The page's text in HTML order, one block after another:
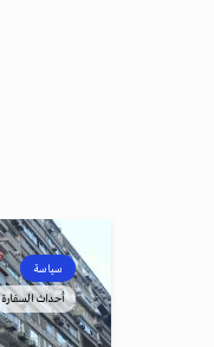
سياسة
أحداث السفارة